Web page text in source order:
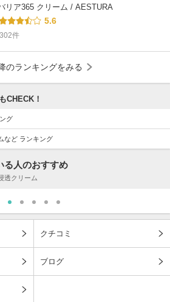
リア365 クリーム / AESTURA
5.6
件
のランキングをみる
CHECK！
グ
など ランキング
る人のおすすめ
透クリーム
クチコミ
ブログ